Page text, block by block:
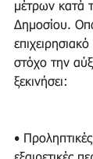
μέτρων κατά
Δημοσίου.
στόχο την
ξεκινήσει:
•